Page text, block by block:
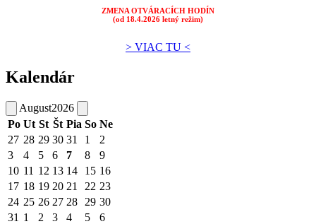
ZMENA OTVÁRACÍCH HODÍN
(od 18.4.2026 letný režim)
> VIAC TU <
Kalendár
August2026
Po Ut St Št Pia So Ne
27 28 29 30 31 1
2
3
4 5 6 7 8
9
10 11 12 13 14 15 16
17 18 19 20 21 22 23
24 25 26 27 28 29 30
31 1 2 3 4 5 6